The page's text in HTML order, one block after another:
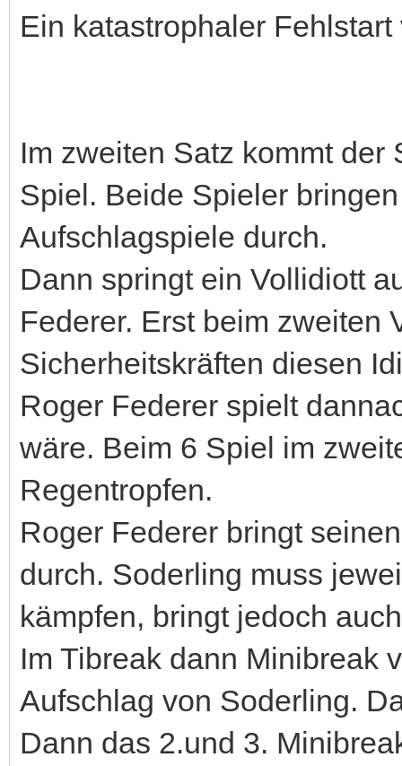
Ein katastrophaler
Im zweiten Satz kommt
Spiel. Beide Spieler
Aufschlagspiele durch.
Dann springt ein Vollidiott
Federer. Erst beim zweiten
Sicherheitskräften diesen
Roger Federer spielt
wäre. Beim 6 Spiel im
Regentropfen.
Roger Federer bringt
durch. Soderling muss
kämpfen, bringt jedoch
Im Tibreak dann Minibreak
Aufschlag von Soderling.
Dann das 2.und 3.